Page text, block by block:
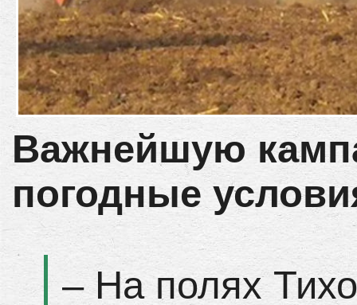
Важнейшую
погодные
– На полях